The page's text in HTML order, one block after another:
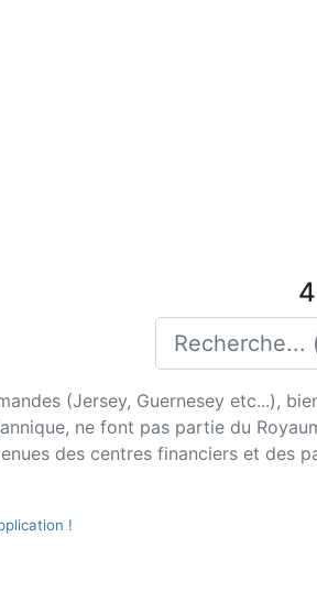
(Jersey, Guernesey etc...),
ne font pas partie du
des centres financiers et des
!